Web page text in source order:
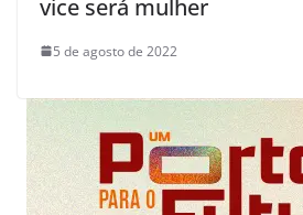
vice será mulher
5 de agosto de 2022